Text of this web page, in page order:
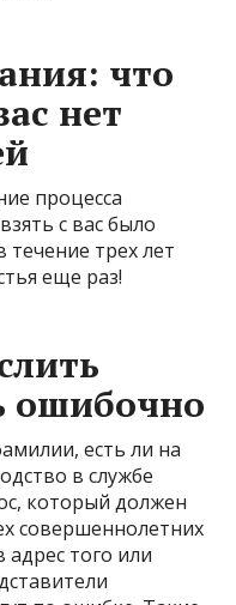
что
нет
процесса
с вас было
течение трех лет
еще раз!
ошибочно
есть ли на
в службе
который должен
совершеннолетних
того или